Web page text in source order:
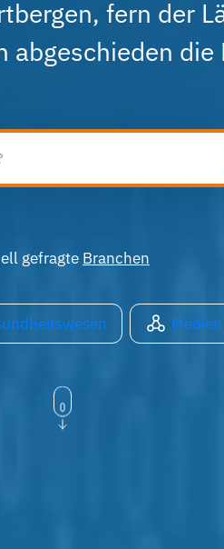
fern der
abgeschieden
gefragte Branchen